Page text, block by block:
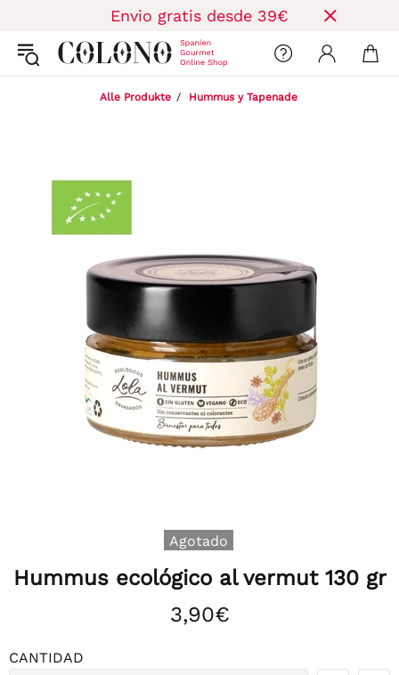
Envio gratis desde 39€
Alle Produkte Hummus y Tapenade
Agotado
Hummus ecológico al vermut 130 gr
3,90€
CANTIDAD